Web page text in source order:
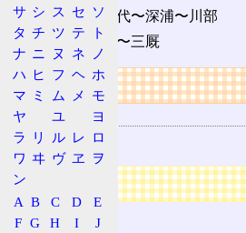
五能線: 東能代〜深浦〜川部
津軽線: 青森〜三厩
リンク
関連する用語
東北線 (JR)
広告
サ シ ス セ ソ
タ チ ツ テ
ト
ナ ニ ヌ ネ
ノ
ハ ヒ フ ヘ ホ
マ ミ ム メ
モ
ヤ
ユ
ヨ
ラ
リ ル レ ロ
ワ ヰ ヴ ヱ
ヲ
ン
A B C D
E
F G H I
J